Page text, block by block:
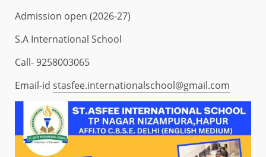
Admission open (2026-27)
S.A International School
Call- 9258003065
Email-id stasfee.internationalschool@gmail.com